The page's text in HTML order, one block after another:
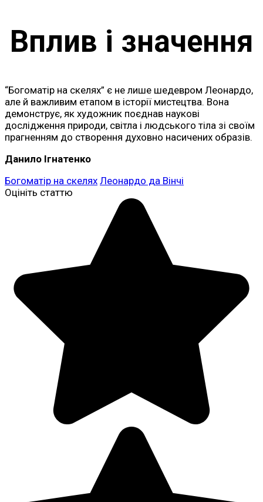
Вплив і значення
“Богоматір на скелях” є не лише шедевром Леонардо,
але й важливим етапом в історії мистецтва. Вона
демонструє, як художник поєднав наукові
дослідження природи, світла і людського тіла зі своїм
прагненням до створення духовно насичених образів.
Данило Ігнатенко
Богоматір на скелях Леонардо да Вінчі
Оцініть статтю